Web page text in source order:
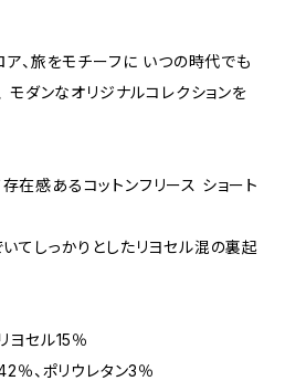
ア、旅をモチーフに いつの時代でも
モダンなオリジナルコレクションを
在感あるコットンフリース ショート
てしっかりとしたリヨセル混の裏起
セル15％
、ポリウレタン3％